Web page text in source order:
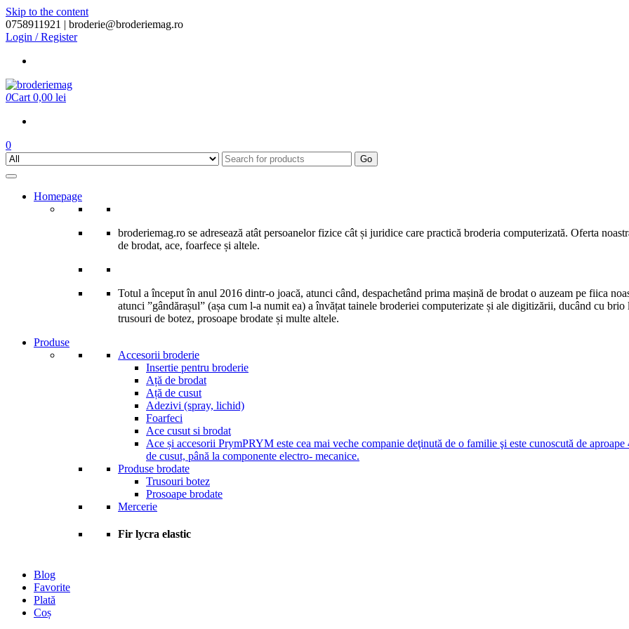
Skip to the content
0758911921 | broderie@broderiemag.ro
Login / Register
0Cart 0,00 lei
0
Go
Homepage
broderiemag.ro se adresează atât persoanelor fizice cât și juridice care practică broderia computerizată. Oferta
de brodat, ace, foarfece și altele.
Totul a început în anul 2016 dintr-o joacă, atunci când, despachetând prima mașină de brodat o auzeam pe fiica
atunci ”gândărașul” (așa cum l-a numit ea) a învățat tainele broderiei computerizate și ale digitizării, ducând cu
trusouri de botez, prosoape brodate și multe altele.
Produse
Accesorii broderie
Insertie pentru broderie
Ață de brodat
Ață de cusut
Adezivi (spray, lichid)
Foarfeci
Ace cusut si brodat
Ace și accesorii PrymPRYM este cea mai veche companie deţinută de o familie şi este cunoscută de
de cusut, până la componente electro- mecanice.
Produse brodate
Trusouri botez
Prosoape brodate
Mercerie
Fir lycra elastic
Blog
Favorite
Plată
Coș